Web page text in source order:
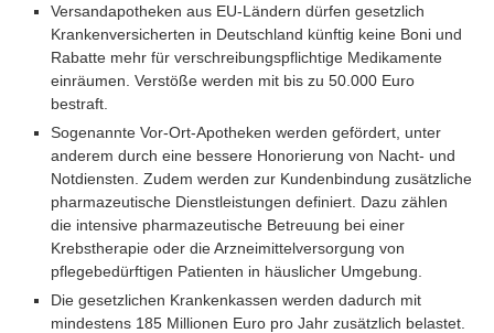
Versandapotheken aus EU-Ländern dürfen gesetzlich
Krankenversicherten in Deutschland künftig keine Boni und
Rabatte mehr für verschreibungspflichtige Medikamente
einräumen. Verstöße werden mit bis zu 50.000 Euro
bestraft.
Sogenannte Vor-Ort-Apotheken werden gefördert, unter
anderem durch eine bessere Honorierung von Nacht- und
Notdiensten. Zudem werden zur Kundenbindung zusätzliche
pharmazeutische Dienstleistungen definiert. Dazu zählen
die intensive pharmazeutische Betreuung bei einer
Krebstherapie oder die Arzneimittelversorgung von
pflegebedürftigen Patienten in häuslicher Umgebung.
Die gesetzlichen Krankenkassen werden dadurch mit
mindestens 185 Millionen Euro pro Jahr zusätzlich belastet.